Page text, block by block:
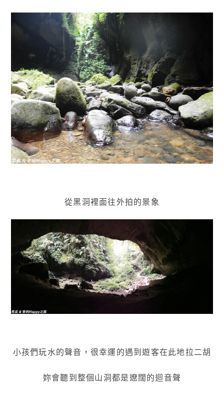
從黑洞裡面往外拍的景象
小孩們玩水的聲音，很幸運的遇到遊客在此地拉二胡
妳會聽到整個山洞都是遼闊的迴音聲